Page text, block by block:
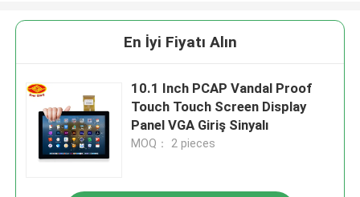
En İyi Fiyatı Alın
10.1 Inch PCAP Vandal Proof
Touch Touch Screen Display
Panel VGA Giriş Sinyalı
MOQ： 2 pieces